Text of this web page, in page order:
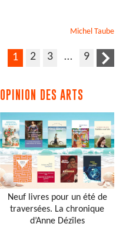
Michel Taube
1 2 3 … 9
OPINION DES ARTS
Neuf livres pour un été de
traversées. La chronique
d’Anne Dézîles